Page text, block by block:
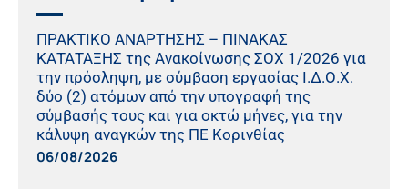
ΠΡΑΚΤΙΚO ΑΝΑΡΤΗΣΗΣ – ΠΙΝΑΚΑΣ
ΚΑΤΑΤΑΞΗΣ της Ανακοίνωσης ΣΟΧ 1/2026 για
την πρόσληψη, με σύμβαση εργασίας Ι.Δ.Ο.Χ.
δύο (2) ατόμων από την υπογραφή της
σύμβασής τους και για οκτώ μήνες, για την
κάλυψη αναγκών της ΠΕ Κορινθίας
06/08/2026